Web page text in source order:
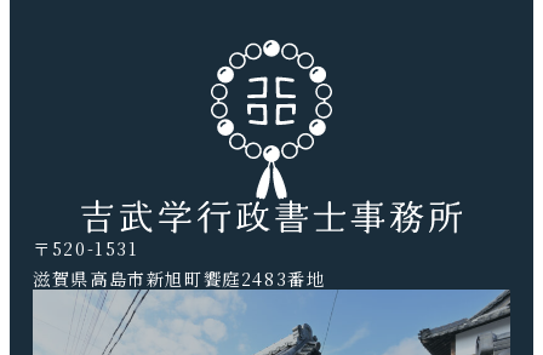
〒520-1531
滋賀県高島市新旭町饗庭2483番地
TEL.0740-20-9041 FAX.0740-20-9042